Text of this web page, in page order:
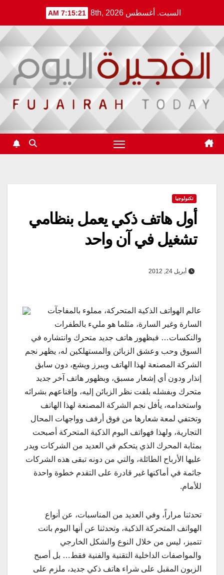
content
السبت. أغسطس 8th, 2026 7:15:22 AM
تكنولوجيا
أول هاتف ذكي يعمل بنظامي
تشغيل في آن واحد
أبريل 24, 2012
عالم الهواتف الذكية المتحركة، مملوء بالمفاجآت
السارة وغير السارة، مثلما هو مليء بالطفرات
والنكسات… فبظهور هاتف جديد متحرك وانتشاره في
السوق وحب وعشق الزبائن والمستهلكين له، يظهر نجم
الشركة المصنعة لهذا الهاتف ويبرز ويشع، دون سابق
إنذار ودون أي إشعار مسبق، وبظهور هاتف آخر جديد
متحرك وبفشله بلفت نظر الزبائن إليه، وإقناعهم بشرائه
واستخدامه، يأفل نجم الشركة المصنعة لهذا الهاتف
وتختفي لمعة شعارها من فوق أرفف وواجهات المحال
التجارية، ولهذا فهواتف اليوم الذكية المتحركة أصبحت
بمثابة المحرك الذي يتحكم في العديد من الشركات ويدر
عليها الأرباح الطائلة، والتي من دونه تبقى هذه الشركات
جاثمة في أماكنها غير قادرة على التقدم خطوة واحدة
للأمام.
تحدثنا مراراً، وفي العديد من المناسبات، عن أنواع
الهواتف المتحركة الذكية، وتحدثنا عن أنها اليوم باتت
تتميز، ليس من خلال النوع والشكل الخارجي
والمواصفات الداخلية التقنية والفنية فقط… بل أصبح
الزبون المقبل على شراء هاتف ذكي جديد، ملزم على